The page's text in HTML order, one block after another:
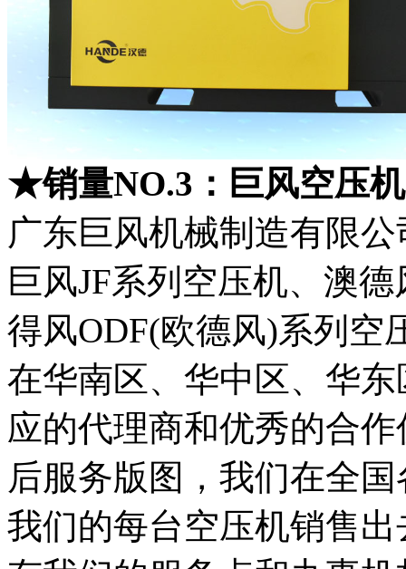
★销量NO.3：巨风空压
广东巨风机械制造有限
巨风JF系列空压机、澳
得风ODF(欧德风)系列空
在华南区、华中区、华
应的代理商和优秀的合
后服务版图，我们在全
我们的每台空压机销售